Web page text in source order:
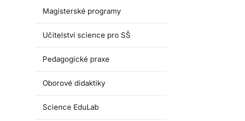
Magisterské programy
Učitelství science pro SŠ
Pedagogické praxe
Oborové didaktiky
Science EduLab